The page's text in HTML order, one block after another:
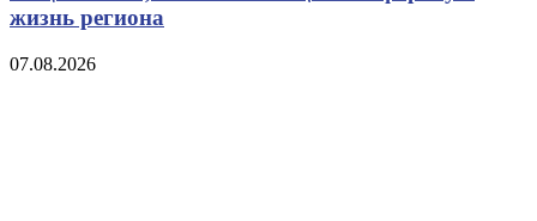
жизнь региона
07.08.2026